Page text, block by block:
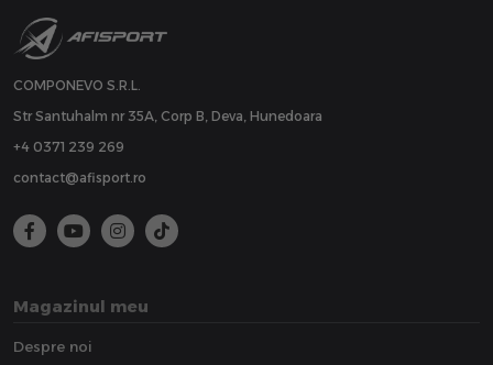
COMPONEVO S.R.L.
Str Santuhalm nr 35A, Corp B, Deva, Hunedoara
+4 0371 239 269
contact@afisport.ro
Magazinul meu
Despre noi